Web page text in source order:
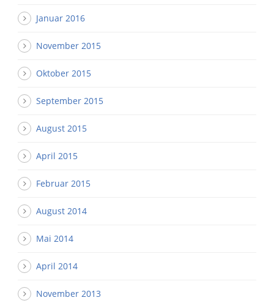
Januar 2016
November 2015
Oktober 2015
September 2015
August 2015
April 2015
Februar 2015
August 2014
Mai 2014
April 2014
November 2013